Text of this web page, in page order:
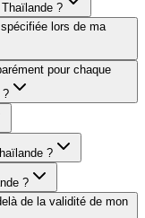
Thaïlande ?
lors de ma
pour chaque
?
?
?
de la validité de mon